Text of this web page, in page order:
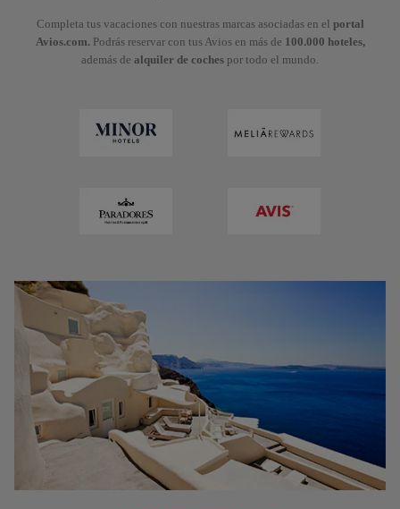
Completa tus vacaciones con nuestras marcas asociadas en el portal
Avios.com.Podrás reservar con tus Avios en más de 100.000 hoteles,
además de alquiler de coches por todo el mundo.